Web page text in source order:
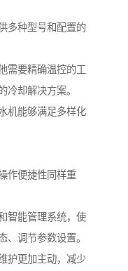
多种型号和配置的
需要精确温控的工
冷却解决方案。
机能够满足多样化
作便捷性同样重
智能管理系统，使
、调节参数设置。
护更加主动，减少